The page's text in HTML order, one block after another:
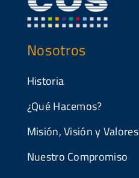
Nosotros
Historia
¿Qué Hacemos?
Misión, Visión y Valores
Nuestro Compromiso